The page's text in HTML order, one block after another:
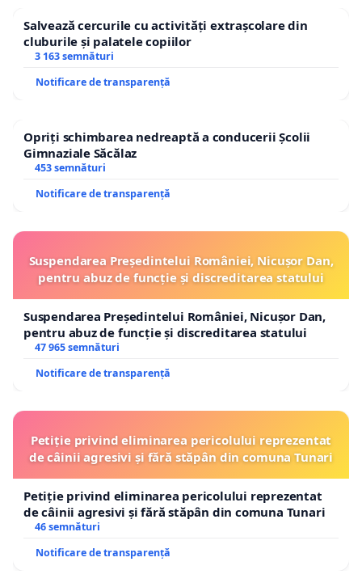
Salvează cercurile cu activități extrașcolare din
cluburile și palatele copiilor
3 163 semnături
Notificare de transparență
Opriți schimbarea nedreaptă a conducerii Școlii
Gimnaziale Săcălaz
453 semnături
Notificare de transparență
Suspendarea Președintelui României, Nicușor Dan,
pentru abuz de funcție și discreditarea statului
Suspendarea Președintelui României, Nicușor Dan,
pentru abuz de funcție și discreditarea statului
47 965 semnături
Notificare de transparență
Petiție privind eliminarea pericolului reprezentat
de câinii agresivi și fără stăpân din comuna Tunari
Petiție privind eliminarea pericolului reprezentat
de câinii agresivi și fără stăpân din comuna Tunari
46 semnături
Notificare de transparență